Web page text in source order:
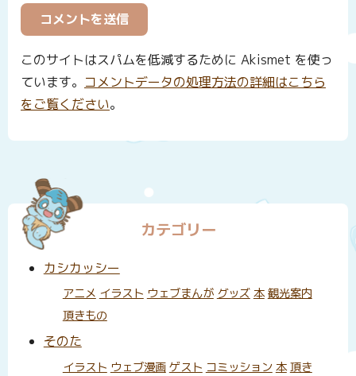
このサイトはスパムを低減するために Akismet を使っ
ています。 コメントデータの処理方法の詳細はこちら
をご覧ください。
カテゴリー
カシカッシー
アニメ イラスト ウェブまんが グッズ 本 観光案内
頂きもの
そのた
イラスト ウェブ漫画 ゲスト コミッション 本 頂き